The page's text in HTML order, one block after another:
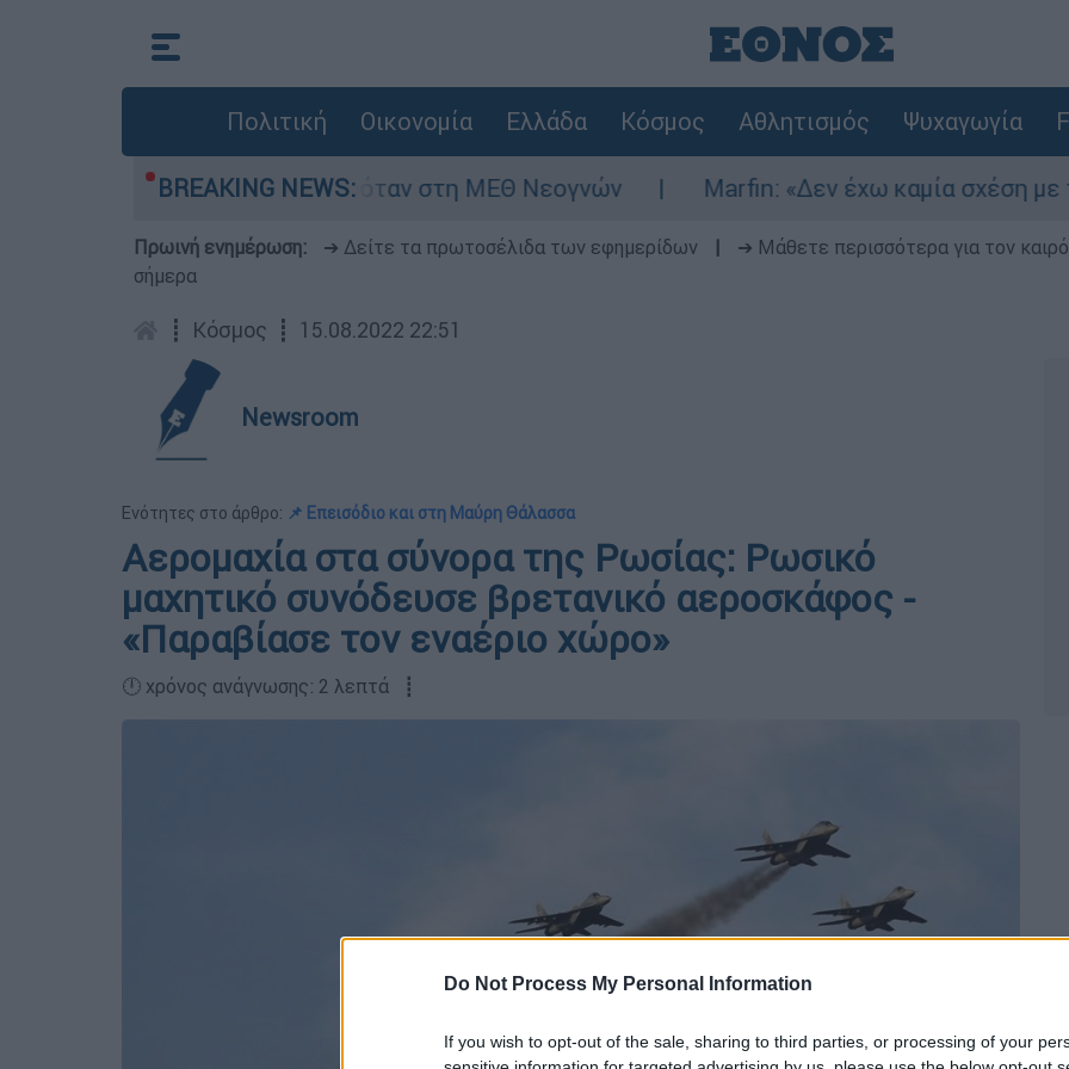
Do Not Process My Personal Information
If you wish to opt-out of the sale, sharing to third parties, or processing of your
Πολιτική Οικονομία Ελλάδα Κόσμος Αθλητισμός Ψυχαγωγία
BREAKING NEWS:
8 ημερών - Νοσηλευόταν στη ΜΕΘ Νεογνών Marfin: «Δεν έχω καμία σχέση με την
Πρωινή ενημέρωση: ➔ Δείτε τα πρωτοσέλιδα των εφημερίδων ➔ Μάθετε περισσότερα για τον
σήμερα
┋ Κόσμος ┋ 15.08.2022 22:51
Newsroom
Ενότητες στο άρθρο: 📌 Επεισόδιο και στη Μαύρη Θάλασσα
Αερομαχία στα σύνορα της Ρωσίας: Ρωσικό
μαχητικό συνόδευσε βρετανικό αεροσκάφος -
«Παραβίασε τον εναέριο χώρο»
🕛 χρόνος ανάγνωσης: 2 λεπτά ┋